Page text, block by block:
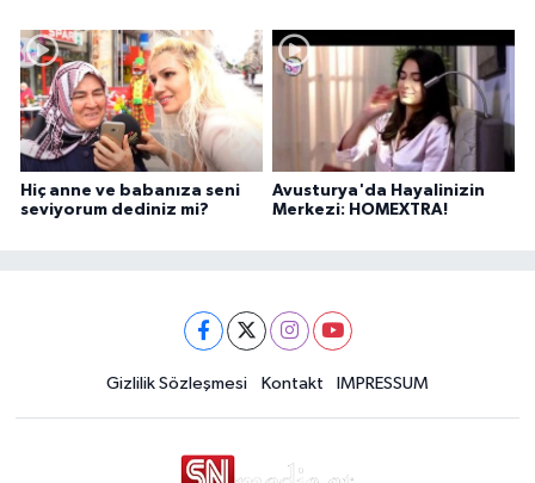
Hiç anne ve babanıza seni
seviyorum dediniz mi?
Avusturya'da Hayalinizin
Merkezi: HOMEXTRA!
Gizlilik Sözleşmesi Kontakt IMPRESSUM